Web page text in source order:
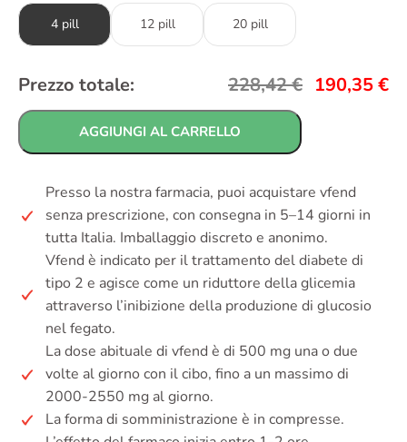
4 pill 12 pill 20 pill
Prezzo totale: 228,42€ 190,35€
AGGIUNGI AL CARRELLO
Presso la nostra farmacia, puoi acquistare vfend
senza prescrizione, con consegna in 5–14 giorni in
tutta Italia. Imballaggio discreto e anonimo.
Vfend è indicato per il trattamento del diabete di
tipo 2 e agisce come un riduttore della glicemia
attraverso l’inibizione della produzione di glucosio
nel fegato.
La dose abituale di vfend è di 500 mg una o due
volte al giorno con il cibo, fino a un massimo di
2000-2550 mg al giorno.
La forma di somministrazione è in compresse.